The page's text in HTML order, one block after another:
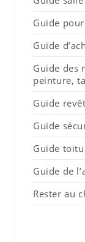
Guide
Guide
Guide des
peinture,
Guide
Guide
Guide
Guide de
Rester au